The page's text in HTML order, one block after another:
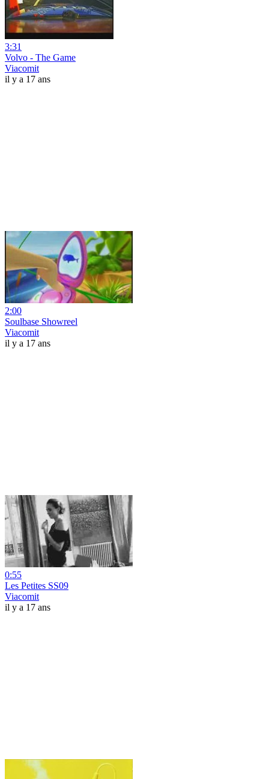
3:31
Volvo - The Game
Viacomit
il y a 17 ans
2:00
Soulbase Showreel
Viacomit
il y a 17 ans
0:55
Les Petites SS09
Viacomit
il y a 17 ans